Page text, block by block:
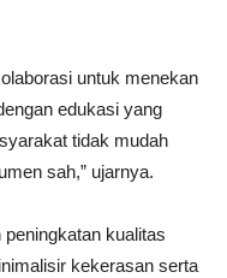
untuk menekan
edukasi yang
tidak mudah
sah,” ujarnya.
kualitas
kekerasan serta